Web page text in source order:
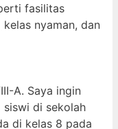
fasilitas
nyaman, dan
A. Saya ingin
siswi di sekolah
di kelas 8 pada